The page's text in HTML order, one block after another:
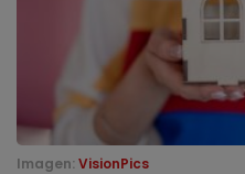
Imagen: VisionPics